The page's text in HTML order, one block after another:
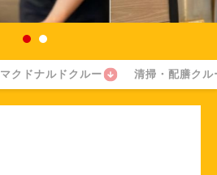
マクドナルドクルー 清掃・配膳クル